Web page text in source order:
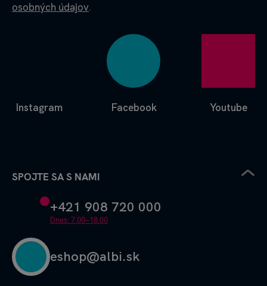
osobných údajov.
Facebook
Instagram Youtube
SPOJTE SA S NAMI
+421 908 720 000
Dnes: 7.00–18.00
eshop@albi.sk